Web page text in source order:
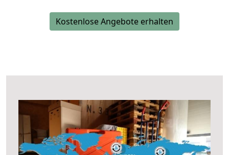
Kostenlose Angebote erhalten